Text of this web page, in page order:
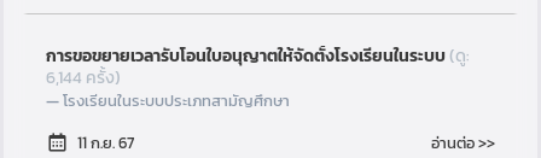
การขอขยายเวลารับโอนใบอนุญาตให้จัดตั้งโรงเรียนในระบบ(ดู:
6,144 ครั้ง)
โรงเรียนในระบบประเภทสามัญศึกษา
11 ก.ย. 67
อ่านต่อ >>